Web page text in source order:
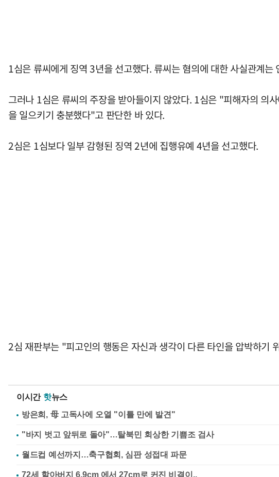
1심은 류씨에게 징역 3년을 선고했다. 류씨는 혐의에 대한 사실관계
그러나 1심은 류씨의 주장을 받아들이지 않았다. 1심은 "피해자의 의
을 일으키기 충분했다"고 판단한 바 있다.
2심은 1심보다 일부 감형된 징역 2년에 집행유예 4년을 선고했다.
2심 재판부는 "피고인의 행동은 자신과 생각이 다른 타인을 압박하기
이시간 핫뉴스
방은희, 母 고독사에 오열 "이틀 만에 발견"
"바지 벗고 앞뒤로 돌아"…탈북민 회상한 기쁨조 검사
월드컵 예선까지…축구협회, 심판 성접대 파문